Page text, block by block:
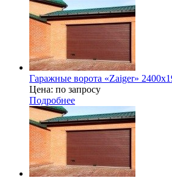
Гаражные ворота «Zaiger»
Цена: по запросу
Подробнее